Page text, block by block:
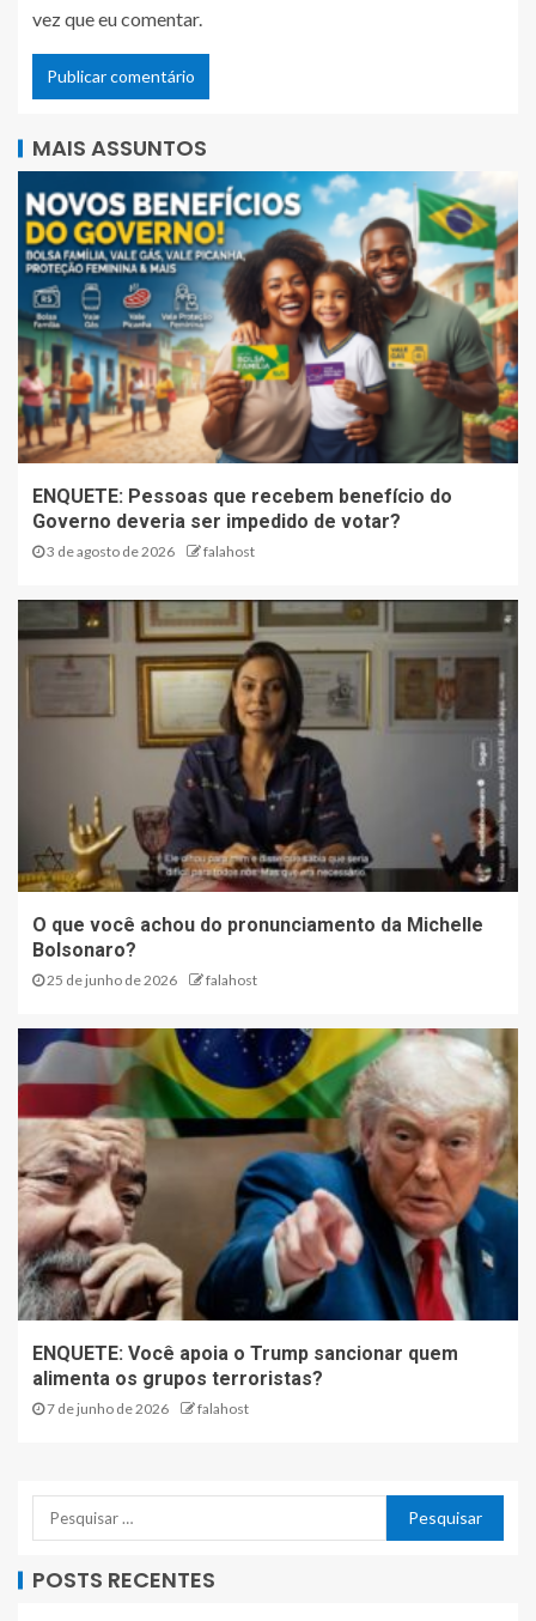
vez que eu comentar.
MAIS ASSUNTOS
ENQUETE: Pessoas que recebem benefício do
Governo deveria ser impedido de votar?
3 de agosto de 2026 falahost
O que você achou do pronunciamento da Michelle
Bolsonaro?
25 de junho de 2026 falahost
ENQUETE: Você apoia o Trump sancionar quem
alimenta os grupos terroristas?
7 de junho de 2026 falahost
POSTS RECENTES